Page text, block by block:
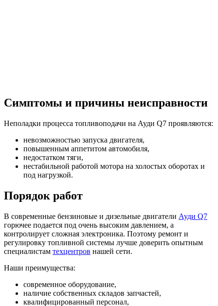
Симптомы и причины неисправности
Неполадки процесса топливоподачи на Ауди Q7 проявляются:
невозможностью запуска двигателя,
повышенным аппетитом автомобиля,
недостатком тяги,
нестабильной работой мотора на холостых оборотах и
под нагрузкой.
Порядок работ
В современные бензиновые и дизельные двигатели Ауди Q7
горючее подается под очень высоким давлением, а
контролирует сложная электроника. Поэтому ремонт и
регулировку топливной системы лучше доверить опытным
специалистам техцентров нашей сети.
Наши преимущества:
современное оборудование,
наличие собственных складов запчастей,
квалифицированный персонал,